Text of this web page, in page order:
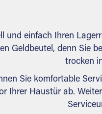
und einfach Ihren
Geldbeutel, denn Sie
trocken
Sie komfortable
Ihrer Haustür ab.